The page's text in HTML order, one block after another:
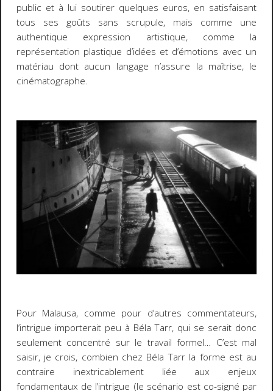
public et à lui soutirer quelques euros, en satisfaisant
tous ses goûts sans scrupule, mais comme une
authentique expression artistique, comme la
représentation plastique d’idées et d’émotions avec un
matériau dont aucun langage n’assure la maîtrise, le
cinématographe.
Pour Malausa, comme pour d’autres commentateurs,
l’intrigue importerait peu à Béla Tarr, qui se serait donc
seulement concentré sur le travail formel… C’est mal
saisir, je crois, combien chez Béla Tarr la forme est au
contraire inextricablement liée aux enjeux
fondamentaux de l’intrigue (le scénario est co-signé par